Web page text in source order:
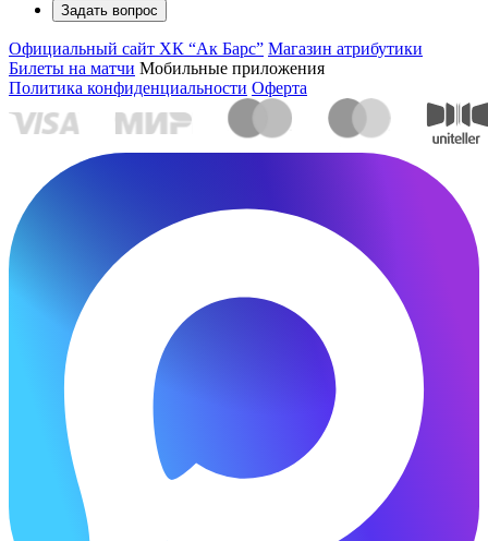
Задать вопрос
Официальный сайт ХК “Ак Барс” Магазин атрибутики
Билеты на матчи Мобильные приложения
Политика конфиденциальности Оферта